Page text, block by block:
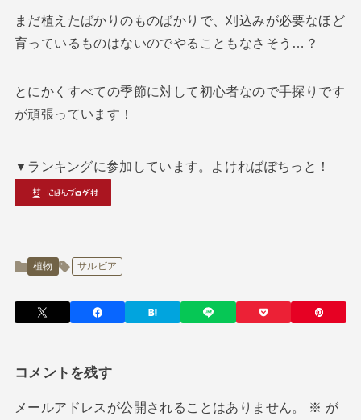
まだ植えたばかりのものばかりで、刈込みが必要なほど
育っているものはないのでやることもなさそう…？
とにかくすべての季節に対して初心者なので手探りです
が頑張っています！
▼ランキングに参加しています。よければぽちっと！
植物 サルビア
コメントを残す
メールアドレスが公開されることはありません。 ※ が